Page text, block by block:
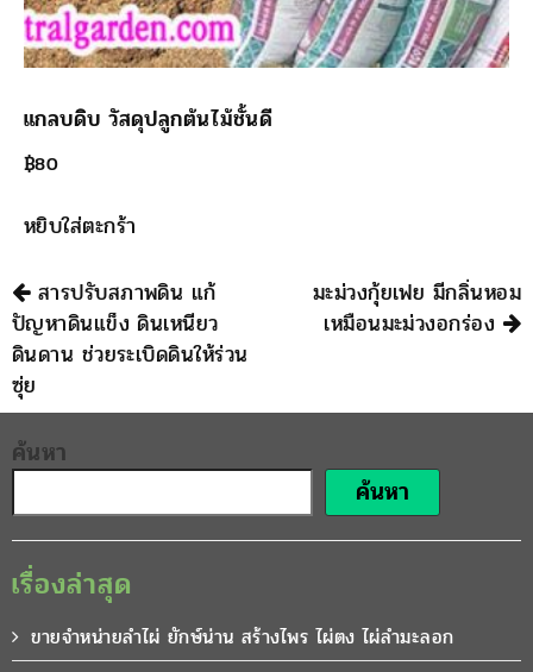
แกลบดิบ วัสดุปลูกต้นไม้ชั้นดี
฿80
หยิบใส่ตะกร้า
นำทาง
สารปรับสภาพดิน แก้
ปัญหาดินแข็ง ดินเหนียว
ดินดาน ช่วยระเบิดดินให้ร่วน
ซุ่ย
มะม่วงกุ้ยเฟย มีกลิ่นหอม
เหมือนมะม่วงอกร่อง
ค้นหา
ค้นหา
เรื่องล่าสุด
ขายจำหน่ายลำไผ่ ยักษ์น่าน สร้างไพร ไผ่ตง ไผ่ลำมะลอก